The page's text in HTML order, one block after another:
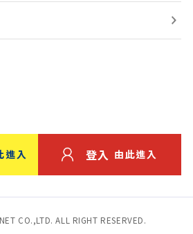
進入 登入 由此進入
CO.,LTD. ALL RIGHT RESERVED.